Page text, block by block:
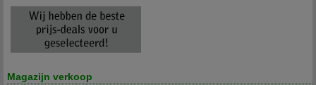
Magazijn verkoop